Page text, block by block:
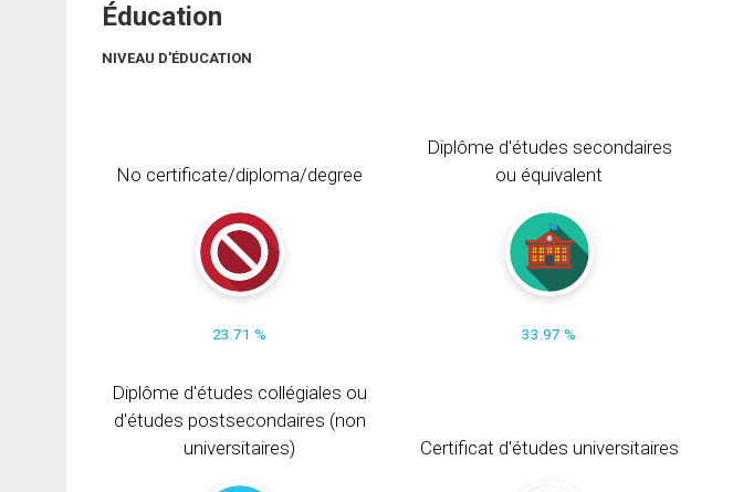
Éducation
NIVEAU D'ÉDUCATION
No certificate/diploma/degree
23.71 %
Diplôme d'études secondaires
ou équivalent
33.97 %
Diplôme d'études collégiales ou
d'études postsecondaires (non
universitaires)
Certificat d'études universitaires